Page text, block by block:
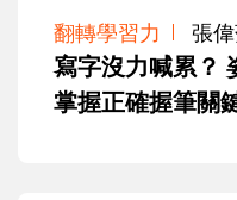
翻轉學習力 張
寫字沒力喊累？
掌握正確握筆關